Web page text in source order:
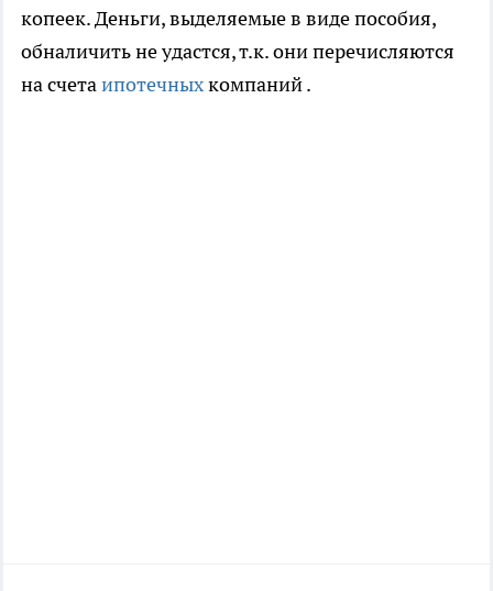
копеек. Деньги, выделяемые в виде пособия,
обналичить не удастся, т.к. они перечисляются
на счетаипотечныхкомпаний .